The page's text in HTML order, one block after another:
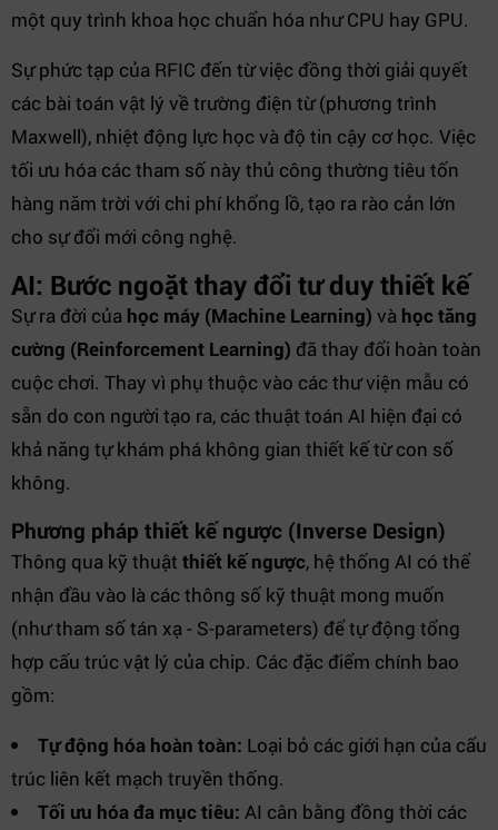
một quy trình khoa học chuẩn hóa như CPU hay GPU.
Sự phức tạp của RFIC đến từ việc đồng thời giải quyết
các bài toán vật lý về trường điện từ (phương trình
Maxwell), nhiệt động lực học và độ tin cậy cơ học. Việc
tối ưu hóa các tham số này thủ công thường tiêu tốn
hàng năm trời với chi phí khổng lồ, tạo ra rào cản lớn
cho sự đổi mới công nghệ.
AI: Bước ngoặt thay đổi tư duy thiết kế
Sự ra đời của học máy (Machine Learning) và học tăng
cường (Reinforcement Learning) đã thay đổi hoàn toàn
cuộc chơi. Thay vì phụ thuộc vào các thư viện mẫu có
sẵn do con người tạo ra, các thuật toán AI hiện đại có
khả năng tự khám phá không gian thiết kế từ con số
không.
Phương pháp thiết kế ngược (Inverse Design)
Thông qua kỹ thuật thiết kế ngược, hệ thống AI có thể
nhận đầu vào là các thông số kỹ thuật mong muốn
(như tham số tán xạ - S-parameters) để tự động tổng
hợp cấu trúc vật lý của chip. Các đặc điểm chính bao
gồm:
Tự động hóa hoàn toàn: Loại bỏ các giới hạn của cấu
trúc liên kết mạch truyền thống.
Tối ưu hóa đa mục tiêu: AI cân bằng đồng thời các